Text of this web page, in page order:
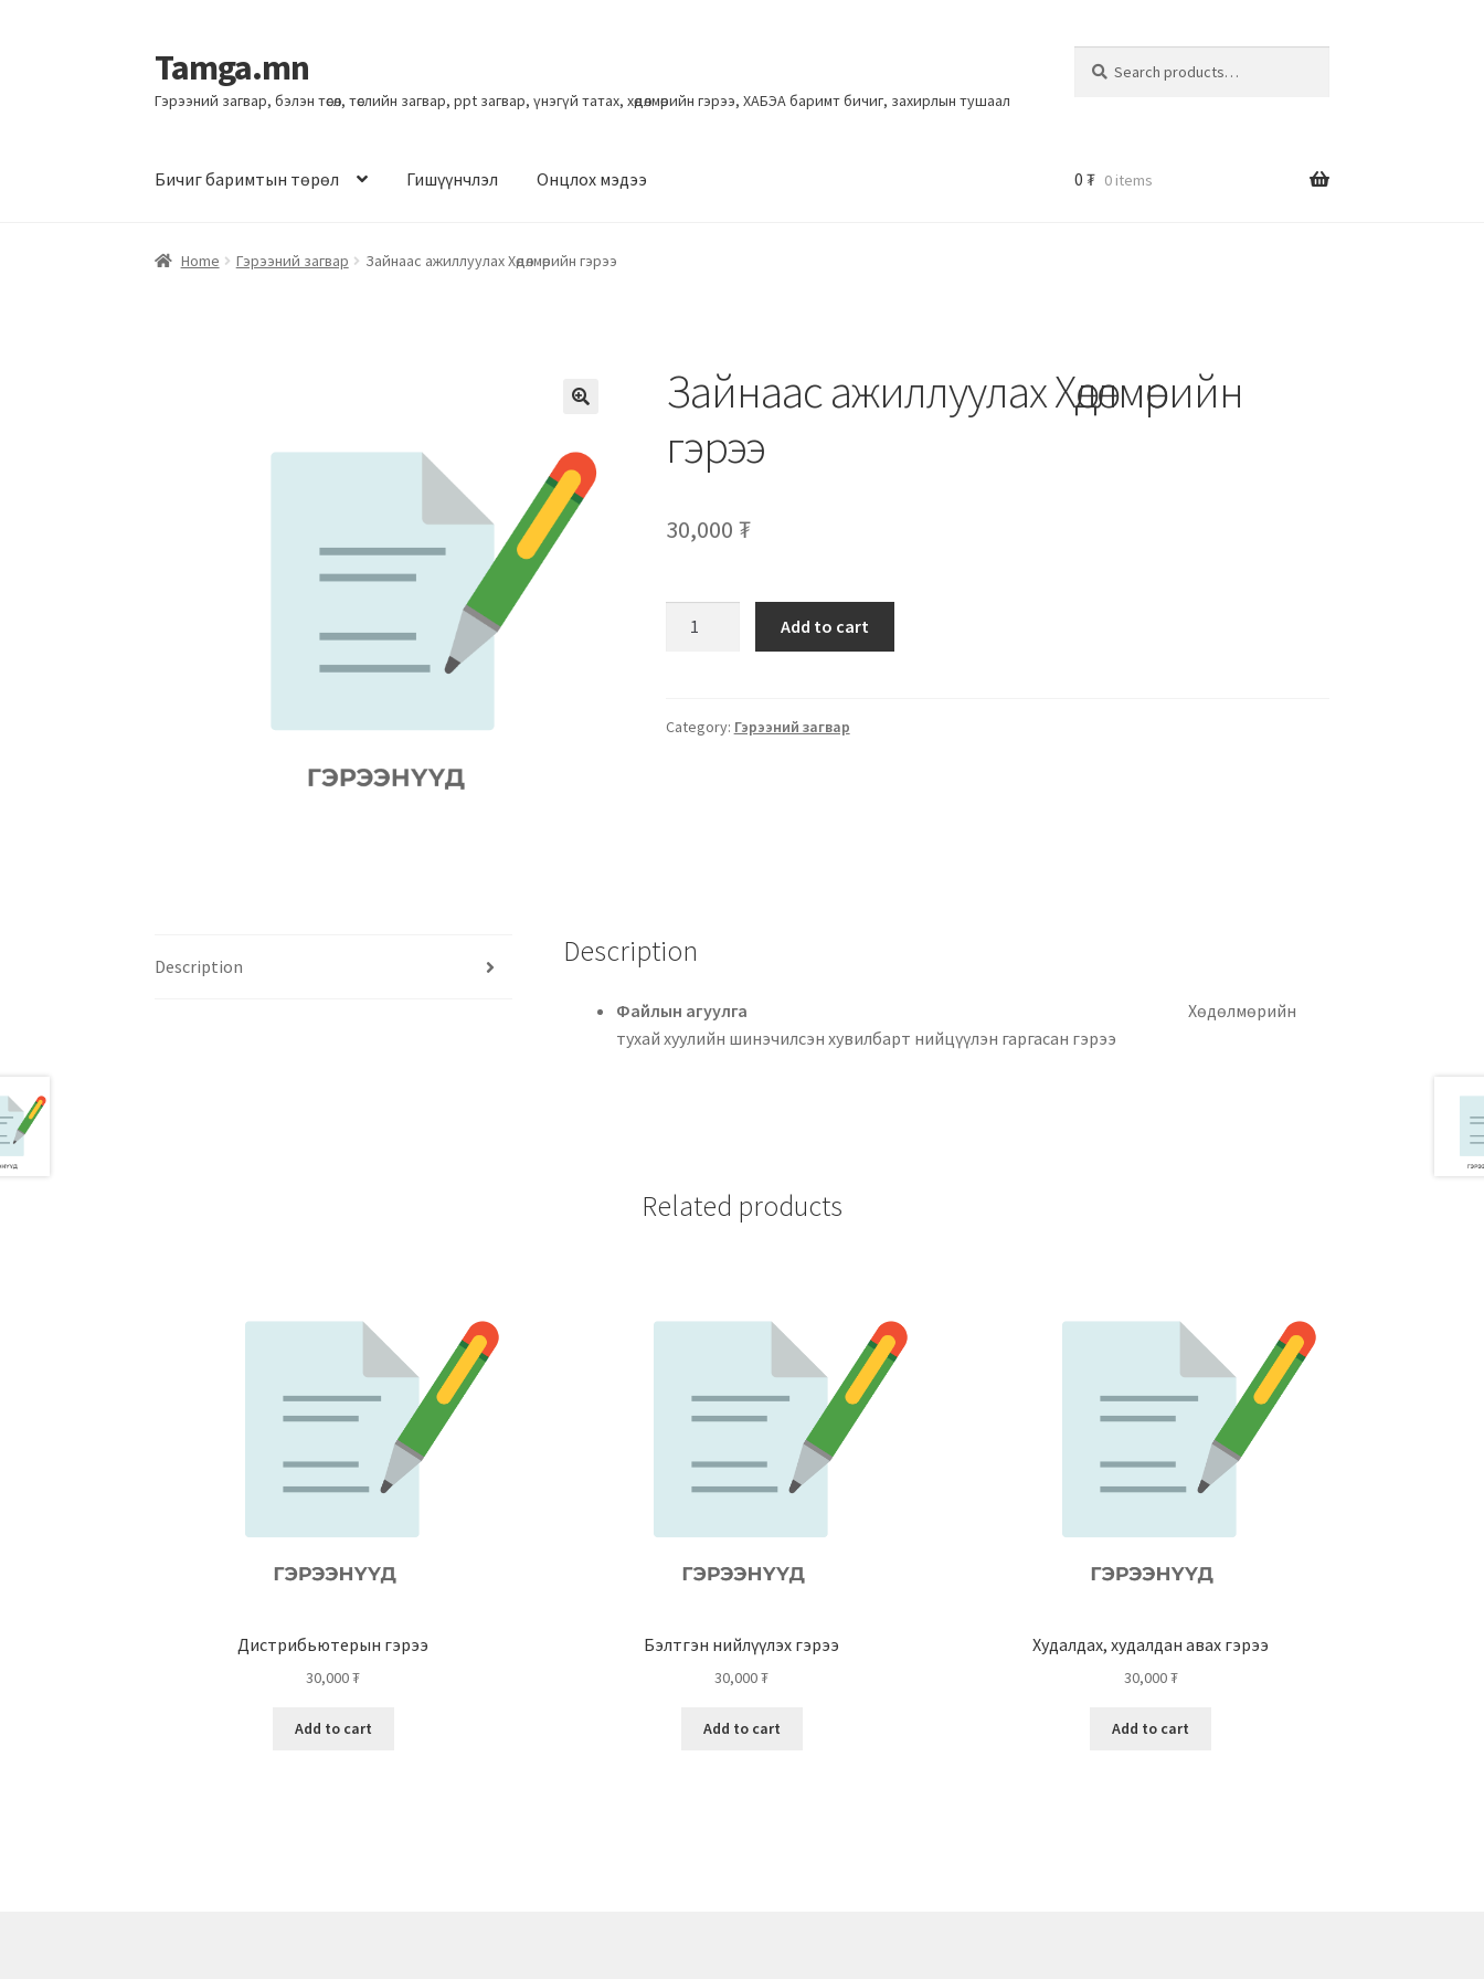
Tamga.mn
Гэрээний загвар, бэлэн төсөл, төслийн загвар, ppt загвар, үнэгүй татах, хөдөлмөрийн гэрээ, ХАБЭА баримт бичиг, захирлын тушаал
Бичиг баримтын төрөл Гишүүнчлэл Онцлох мэдээ 0 ₮ 0 items
Home Гэрээний загвар Зайнаас ажиллуулах Хөдөлмөрийн гэрээ
Зайнаас ажиллуулах Хөдөлмөрийн
гэрээ
30,000 ₮
Add to cart
Category: Гэрээний загвар
Description Description
Файлын агуулгаХөдөлмөрийн
тухай хуулийн шинэчилсэн хувилбарт нийцүүлэн гаргасан гэрээ
Related products
Дистрибьютерын гэрээ
30,000₮
Add to cart
Бэлтгэн нийлүүлэх гэрээ
30,000₮
Add to cart
Худалдах, худалдан авах гэрээ
30,000₮
Add to cart